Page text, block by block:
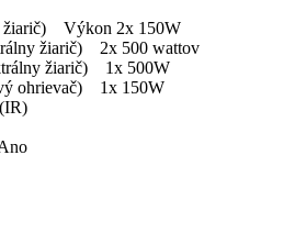
žiarič) Výkon 2x 150W
žiarič) 2x 500 wattov
žiarič) 1x 500W
ohrievač) 1x 150W